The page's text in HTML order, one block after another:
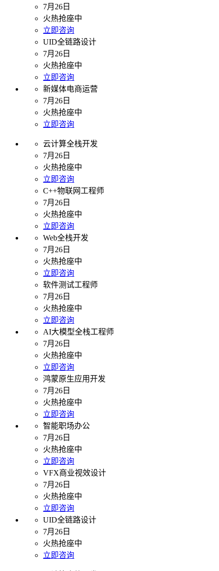
7月26日
火热抢座中
立即咨询
UID全链路设计
7月26日
火热抢座中
立即咨询
新媒体电商运营
7月26日
火热抢座中
立即咨询
云计算全栈开发
7月26日
火热抢座中
立即咨询
C++物联网工程师
7月26日
火热抢座中
立即咨询
Web全栈开发
7月26日
火热抢座中
立即咨询
软件测试工程师
7月26日
火热抢座中
立即咨询
AI大模型全栈工程师
7月26日
火热抢座中
立即咨询
鸿蒙原生应用开发
7月26日
火热抢座中
立即咨询
智能职场办公
7月26日
火热抢座中
立即咨询
VFX商业视效设计
7月26日
火热抢座中
立即咨询
UID全链路设计
7月26日
火热抢座中
立即咨询